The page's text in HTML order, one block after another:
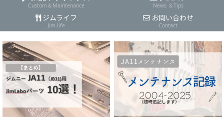
Custom＆Maintenance News ＆Tips
ジムライフ
Jim-life
お問い合わせ
Contact